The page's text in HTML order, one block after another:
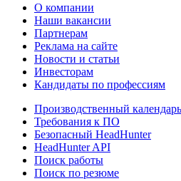
О компании
Наши вакансии
Партнерам
Реклама на сайте
Новости и статьи
Инвесторам
Кандидаты по профессиям
Производственный календарь
Требования к ПО
Безопасный HeadHunter
HeadHunter API
Поиск работы
Поиск по резюме